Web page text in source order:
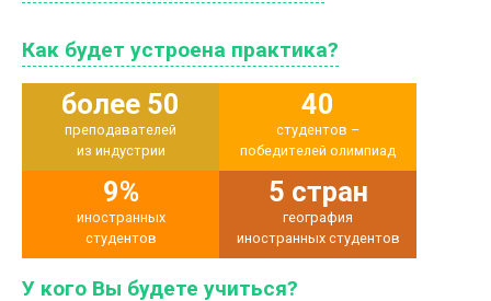
Как будет устроена практика?
более 50
преподавателей
из индустрии
40
студентов –
победителей олимпиад
9%
иностранных
студентов
5 стран
география
иностранных студентов
У кого Вы будете учиться?